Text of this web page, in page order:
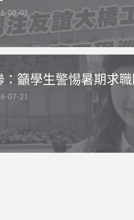
08-05
：籲學生警惕暑期求
07-21